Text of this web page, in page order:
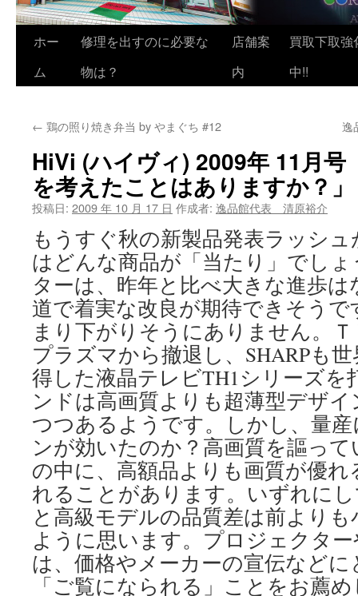
ホー
ム
修理を出すのに必要な
物は？
店舗案
内
買取下取強
中!!
← 鶏の照り焼き弁当 by やまぐち #12 逸
HiVi (ハイヴィ) 2009年 11月号
を考えたことはありますか？」
投稿日: 2009 年 10 月 17 日 作成者: 逸品館代表 清原裕介
もうすぐ秋の新製品発表ラッシ
はどんな商品が「当たり」でし
ターは、昨年と比べ大きな進歩
道で着実な改良が期待できそう
まり下がりそうにありません。Ｔ
プラズマから撤退し、SHARPも
得した液晶テレビTH1シリーズを
ンドは高画質よりも超薄型デザ
つつあるようです。しかし、量
ンが効いたのか？高画質を謳っ
の中に、高額品よりも画質が優
れることがあります。いずれに
と高級モデルの品質差は前より
ように思います。プロジェクタ
は、価格やメーカーの宣伝など
「ご覧になられる」ことをお薦